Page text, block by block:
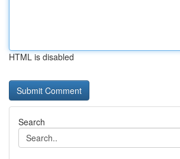
HTML is disabled
Search